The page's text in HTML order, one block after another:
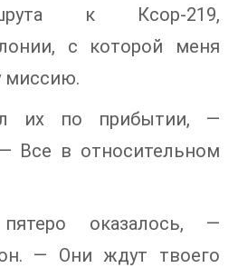
к Ксор-219,
с которой меня
миссию.
их по прибытии, —
Все в относительном
оказалось, —
— Они ждут твоего